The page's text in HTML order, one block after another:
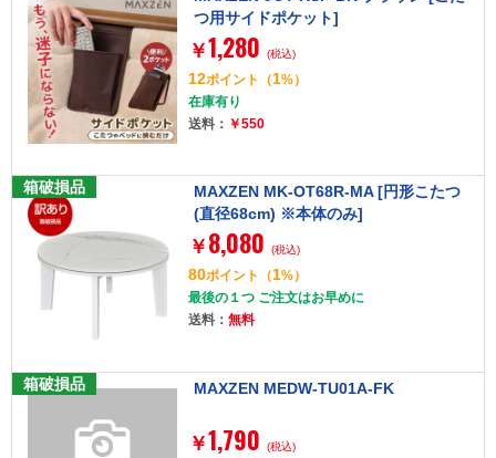
つ用サイドポケット]
￥1,280 (税込)
12ポイント （1%）
在庫有り
送料： ￥550
箱破損品
MAXZEN MK-OT68R-MA [円形こたつ
(直径68cm) ※本体のみ]
￥ 8,080 (税込)
80ポイント （1%）
最後の１つ ご注文はお早めに
送料： 無料
箱破損品 MAXZEN MEDW-TU01A-FK
￥1,790 (税込)